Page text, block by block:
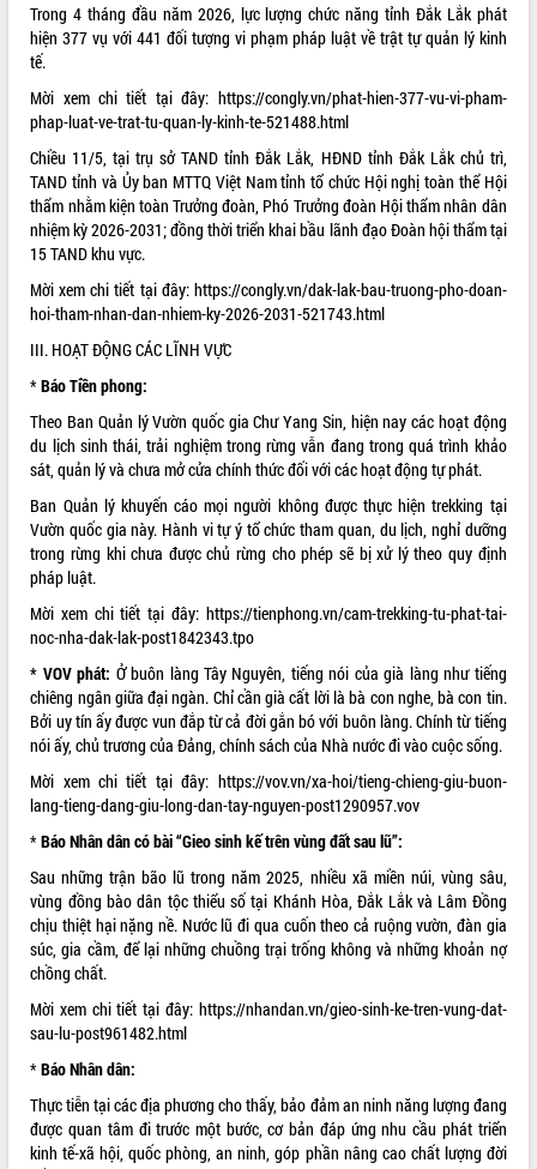
Ngành cá ngừ Đắk Lắk chủ động thích
ứng để giữ vững thị trường xuất khẩu
phá cơ chế - Hợp tác công tư
Đề án 06 tạo bước ngoặt đột phá trong
cải cách hành chính tỉnh Đắk Lắk
Kết nối tour, đẩy mạnh chuyển đổi số
để phát triển du lịch Đắk Lắk
Khởi động Dự án Đầu tư xây dựng hạ
tầng kỹ thuật Cụm công nghiệp Tân
Tiến
Gặp mặt các cơ quan báo chí nhân Kỷ
niệm 101 năm Ngày Báo chí Cách
Đắk Lắk sơ kết 4 năm triển khai thực
hiện Đề án 06 của Chính phủ
Họp báo thông tin về Hội nghị Công bố
Quy hoạch và Xúc tiến đầu tư tỉnh Đắk
Lắk
Khơi thông điểm nghẽn, đẩy nhanh
giải ngân vốn khắc phục thiên tai
HĐND tỉnh thông qua điều chỉnh Quy
hoạch tỉnh thời kỳ 2021-2030
Hội thảo góp ý hồ sơ điều chỉnh quy
hoạch tỉnh Đắk Lắk thời kỳ 2021-2030,
tầm nhìn đến năm 2050
Nâng cao hiệu quả hoạt động của các
doanh nghiệp nhà nước
Hội nghị triển khai kết nối mạng
truyền số liệu chuyên dùng phục vụ cơ
quan Đảng, Nhà nước
Lễ phát động chuỗi hoạt động chung
tay làm sạch môi trường
Xã Ea Kar bước chuyển mình trong
công tác cải cách hành chính mô hình
mới
UBND tỉnh họp báo định kỳ tháng 4
năm 2026
Hội thảo khoa học “Giải pháp thúc đẩy
phát triển nền kinh tế xanh tại tỉnh
Tăng cường giám sát, đôn đốc thực
hiện nhiệm vụ quản lý tài sản công
hàng tuần
Trong 4 tháng đầu năm 2026, lực lượng chức năng tỉnh Đắk Lắk phát
hiện 377 vụ với 441 đối tượng vi phạm pháp luật về trật tự quản lý kinh
tế.
Mời xem chi tiết tại đây: https://congly.vn/phat-hien-377-vu-vi-pham-
phap-luat-ve-trat-tu-quan-ly-kinh-te-521488.html
Chiều 11/5, tại trụ sở TAND tỉnh Đắk Lắk, HĐND tỉnh Đắk Lắk chủ trì,
TAND tỉnh và Ủy ban MTTQ Việt Nam tỉnh tổ chức Hội nghị toàn thể Hội
thẩm nhằm kiện toàn Trưởng đoàn, Phó Trưởng đoàn Hội thẩm nhân dân
nhiệm kỳ 2026-2031; đồng thời triển khai bầu lãnh đạo Đoàn hội thẩm tại
15 TAND khu vực.
Mời xem chi tiết tại đây: https://congly.vn/dak-lak-bau-truong-pho-doan-
hoi-tham-nhan-dan-nhiem-ky-2026-2031-521743.html
III. HOẠT ĐỘNG CÁC LĨNH VỰC
*Báo Tiền phong:
Theo Ban Quản lý Vườn quốc gia Chư Yang Sin, hiện nay các hoạt động
du lịch sinh thái, trải nghiệm trong rừng vẫn đang trong quá trình khảo
sát, quản lý và chưa mở cửa chính thức đối với các hoạt động tự phát.
Ban Quản lý khuyến cáo mọi người không được thực hiện trekking tại
Vườn quốc gia này. Hành vi tự ý tổ chức tham quan, du lịch, nghỉ dưỡng
trong rừng khi chưa được chủ rừng cho phép sẽ bị xử lý theo quy định
pháp luật.
Mời xem chi tiết tại đây: https://tienphong.vn/cam-trekking-tu-phat-tai-
noc-nha-dak-lak-post1842343.tpo
* VOV phát: Ở buôn làng Tây Nguyên, tiếng nói của già làng như tiếng
chiêng ngân giữa đại ngàn. Chỉ cần già cất lời là bà con nghe, bà con tin.
Bởi uy tín ấy được vun đắp từ cả đời gắn bó với buôn làng. Chính từ tiếng
nói ấy, chủ trương của Đảng, chính sách của Nhà nước đi vào cuộc sống.
Mời xem chi tiết tại đây: https://vov.vn/xa-hoi/tieng-chieng-giu-buon-
lang-tieng-dang-giu-long-dan-tay-nguyen-post1290957.vov
*Báo Nhân dân có bài “Gieo sinh kế trên vùng đất sau lũ”:
Sau những trận bão lũ trong năm 2025, nhiều xã miền núi, vùng sâu,
vùng đồng bào dân tộc thiểu số tại Khánh Hòa, Đắk Lắk và Lâm Đồng
chịu thiệt hại nặng nề. Nước lũ đi qua cuốn theo cả ruộng vườn, đàn gia
súc, gia cầm, để lại những chuồng trại trống không và những khoản nợ
chồng chất.
Mời xem chi tiết tại đây: https://nhandan.vn/gieo-sinh-ke-tren-vung-dat-
sau-lu-post961482.html
*Báo Nhân dân:
Thực tiễn tại các địa phương cho thấy, bảo đảm an ninh năng lượng đang
được quan tâm đi trước một bước, cơ bản đáp ứng nhu cầu phát triển
kinh tế-xã hội, quốc phòng, an ninh, góp phần nâng cao chất lượng đời